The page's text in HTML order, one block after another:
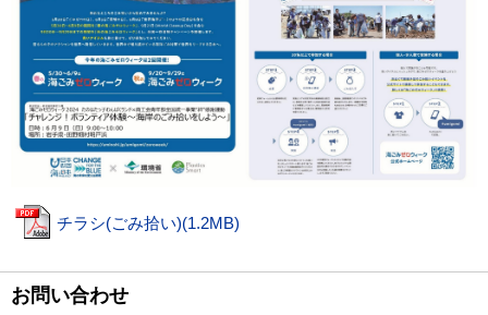
チラシ(ごみ拾い)(1.2MB)
お問い合わせ